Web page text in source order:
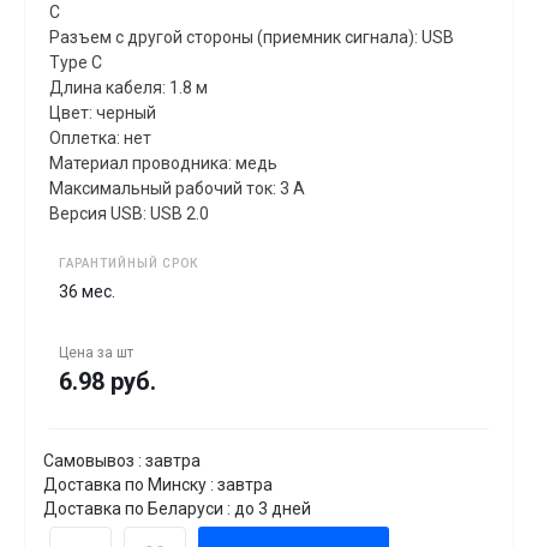
C
Разъем с другой стороны (приемник сигнала): USB
Type C
Длина кабеля: 1.8 м
Цвет: черный
Оплетка: нет
Материал проводника: медь
Максимальный рабочий ток: 3 А
Версия USB: USB 2.0
ГАРАНТИЙНЫЙ СРОК
36 мес.
Цена за шт
6.98 руб.
Самовывоз : завтра
Доставка по Минску : завтра
Доставка по Беларуси : до 3 дней